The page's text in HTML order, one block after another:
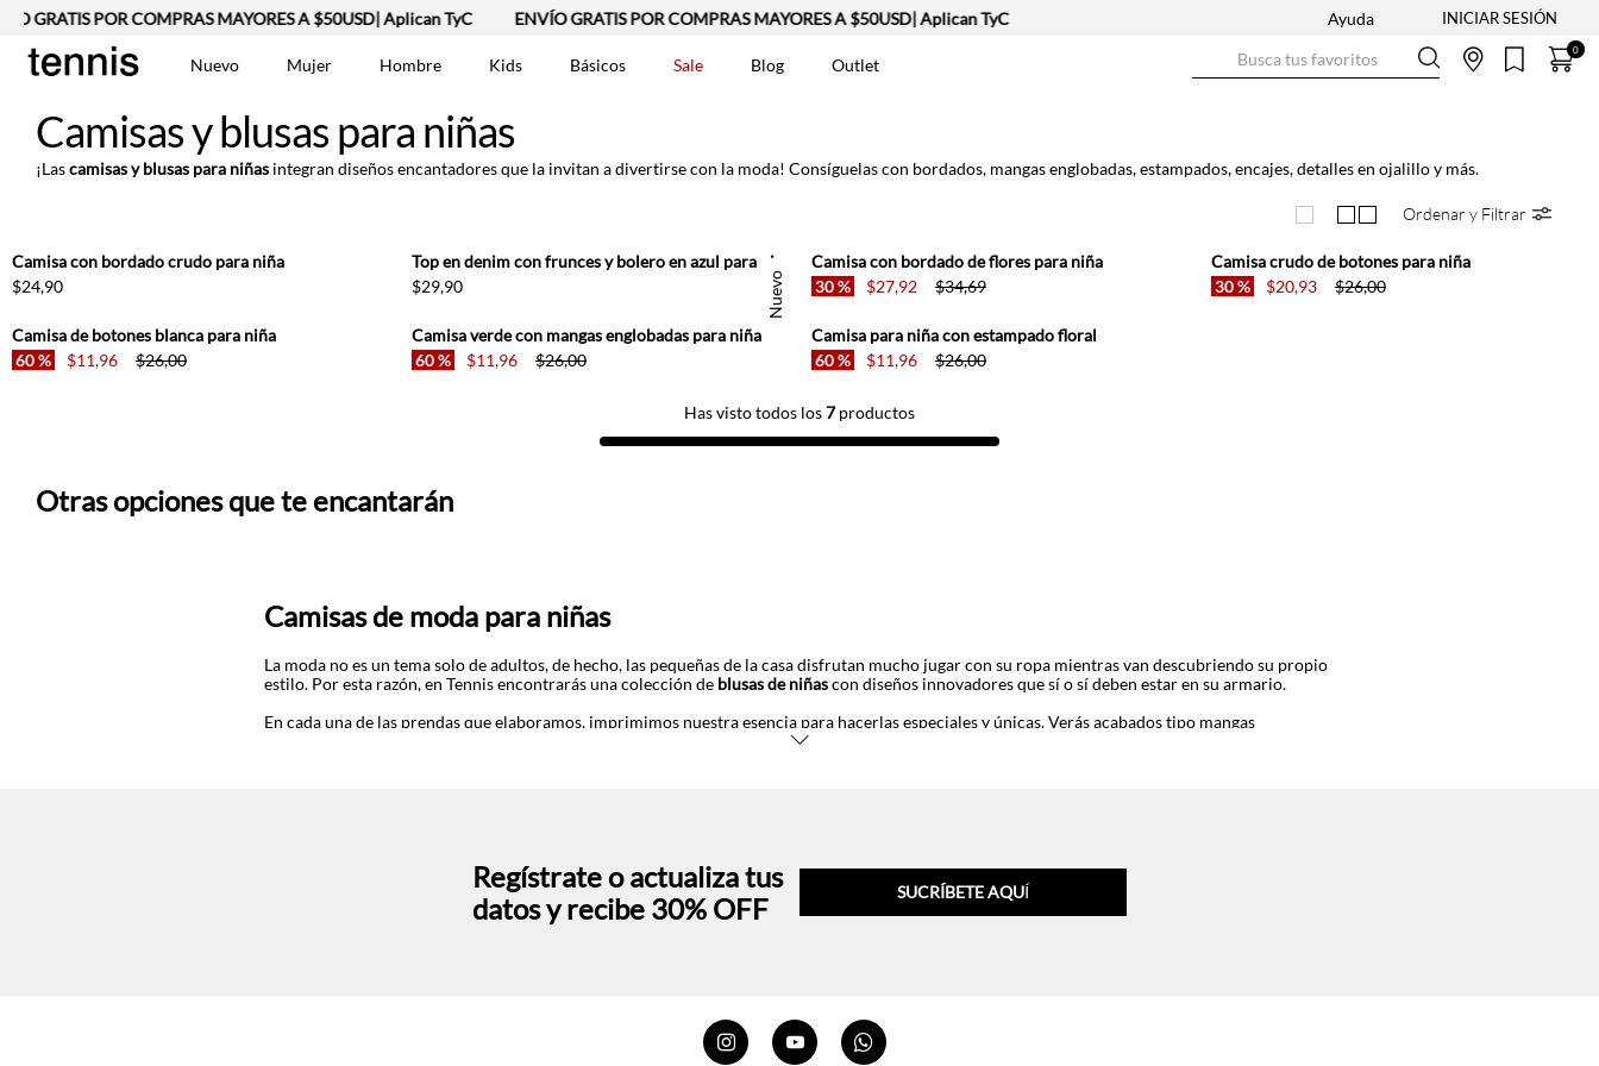
GRATIS POR COMPRAS MAYORES A $50USD| Aplican TyC ENVÍO GRATIS POR COMPRAS MAYORES A $50USD| Aplican TyC Ayuda
Nuevo Mujer Hombre Kids Básicos Sale Blog Outlet
0
Camisas y blusas para niñas
¡Lascamisas y blusas para niñas integran diseños encantadores que la invitan a divertirse con la moda! Consíguelas con bordados, mangas englobadas, estampados, encajes, detalles en ojalillo y más.
Ordenar y Filtrar
Camisa con bordado crudo para niña
$24,90 Nuevo
$29,90
Camisa con bordado de flores para niña
30 %
$27,92 $34,69
Camisa crudo de botones para niña
30 %
$20,93 $26,00
Camisa de botones blanca para niña
60 %
$11,96 $26,00
Camisa verde con mangas englobadas para niña
60 %
$11,96 $26,00
Camisa para niña con estampado floral
60 %
$11,96 $26,00
Has visto todos los7productos
Otras opciones que te encantarán
Camisas de moda para niñas
La moda no es un tema solo de adultos, de hecho, las pequeñas de la casa disfrutan mucho jugar con su ropa mientras van descubriendo su propio
estilo. Por esta razón, en Tennis encontrarás una colección de blusas de niñascon diseños innovadores que sí o sí deben estar en su armario.
En cada una de las prendas que elaboramos, imprimimos nuestra esencia para hacerlas especiales y únicas. Verás acabados tipo mangas
englobadas, boleros y tiras para anudar que le aportan autenticidad a sus looks. Incluso, para ocasiones especiales, tenemos unos diseños con
pasan de moda y otros de inspiración retro de ciudades y objetos como jarrones con los que tu niña se sentirá muy trendy. Asimismo, descubrirás
blusas para niñas
con colores llamativos como el amarillo, rojo y verde ideales para crear looks románticos y delicados. Las
posibilidades de crear increíbles atuendos con nuestras prendas son infinitas, desde jeans y faldas, hasta tenis y botas, solo debes dejar volar la
Regístrate o actualiza tus
datos y recibe 30% OFF
SUCRÍBETE AQUÍ
TÉRMINOS MÁS BUSCADOS
1. Vestidos
Chaqueta
Bermuda
Jean Hombre
Tshirt-Negro-Tsh-Ent-0007699